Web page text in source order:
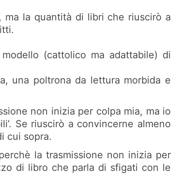
la quantità di libri che riuscirò a
(cattolico ma adattabile) di
una poltrona da lettura morbida e
non inizia per colpa mia, ma io
Se riuscirò a convincerne almeno
cui sopra.
la trasmissione non inizia per
di libro che parla di sfigati con le